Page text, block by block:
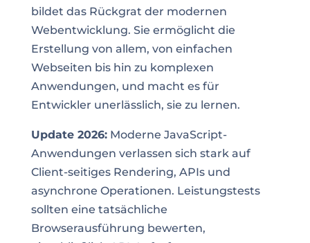
bildet das Rückgrat der modernen
Webentwicklung. Sie ermöglicht die
Erstellung von allem, von einfachen
Webseiten bis hin zu komplexen
Anwendungen, und macht es für
Entwickler unerlässlich, sie zu lernen.
Update 2026:Moderne JavaScript-
Anwendungen verlassen sich stark auf
Client-seitiges Rendering, APIs und
asynchrone Operationen. Leistungstests
sollten eine tatsächliche
Browserausführung bewerten,